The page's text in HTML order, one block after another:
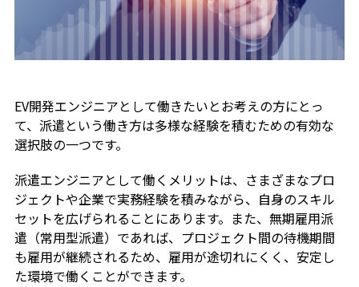
EV開発エンジニアとして働きたいとお考えの方にとっ
て、派遣という働き方は多様な経験を積むための有効な
選択肢の一つです。
派遣エンジニアとして働くメリットは、さまざまなプロ
ジェクトや企業で実務経験を積みながら、自身のスキル
セットを広げられることにあります。また、無期雇用派
遣（常用型派遣）であれば、プロジェクト間の待機期間
も雇用が継続されるため、雇用が途切れにくく、安定し
た環境で働くことができます。